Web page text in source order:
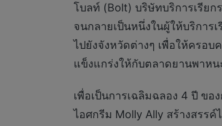
โบลท์ (Bolt) บริษัทบริการเรีย
จนกลายเป็นหนึ่งในผู้ให้บริการ
ไปยังจังหวัดต่างๆ เพื่อให้ครอ
แข็งแกร่งให้กับตลาดยานพาหน
เพื่อเป็นการเฉลิมฉลอง 4 ปี ข
ไอศกรีม Molly Ally สร้างสรร